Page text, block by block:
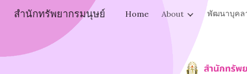
Skip to
สำนักทรัพยากรมนุษย์ Home About พัฒนาบุคล